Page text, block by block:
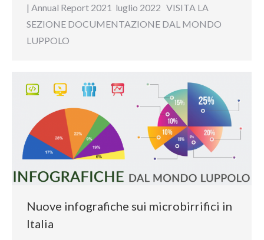
| Annual Report 2021 luglio 2022 VISITA LA
SEZIONE DOCUMENTAZIONE DAL MONDO
LUPPOLO
Nuove infografiche sui microbirrifici in
Italia